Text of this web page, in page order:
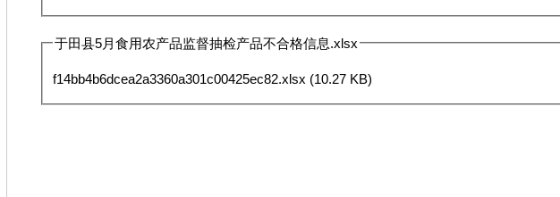
于田县5月食用农产品监督抽检产品不合格信息.xlsx
f14bb4b6dcea2a3360a301c00425ec82.xlsx (10.27 KB)
于田县市
2024